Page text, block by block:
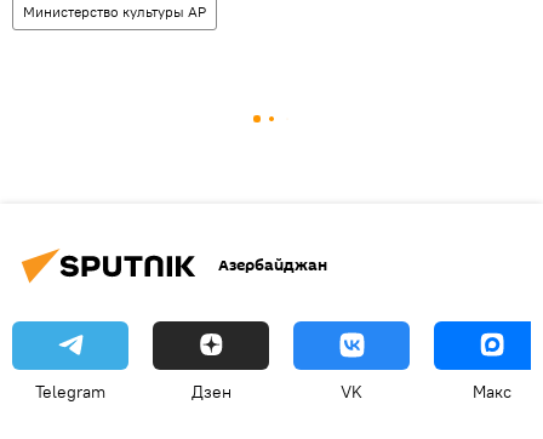
Министерство культуры АР
Азербайджан
Telegram Дзен VK Макс